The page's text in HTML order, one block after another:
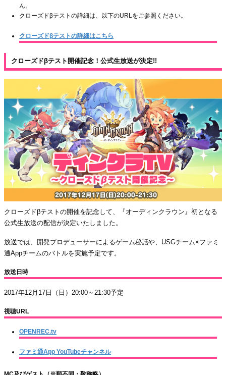
ん。
クローズドβテストの詳細は、以下のURLをご参照ください。
クローズドβテストの詳細はこちら
クローズドβテスト開催記念！公式生放送が決定!!
クローズドβテストの開催を記念して、『オーディンクラウン』初となる
公式生放送の配信が決定いたしました。
放送では、開発プロデューサーによるゲーム秘話や、USGチーム×ファミ
通Appチームのバトルを実施予定です。
放送日時
2017年12月17日（日）20:00～21:30予定
視聴URL
OPENREC.tv
ファミ通App YouTubeチャンネル